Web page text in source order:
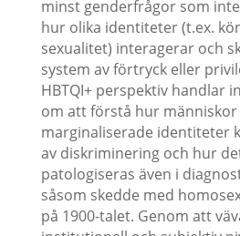
minst genderfrågor som
hur olika identiteter (t.ex.
sexualitet) interagerar och
system av förtryck eller
HBTQI+ perspektiv handlar
om att förstå hur människor
marginaliserade identiteter
av diskriminering och hur
patologiseras även i
såsom skedde med
på 1900-talet. Genom att